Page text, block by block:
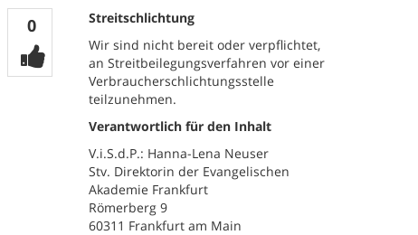
0Votes
Streitschlichtung
Wir sind nicht bereit oder verpflichtet,
an Streitbeilegungsverfahren vor einer
Verbraucherschlichtungsstelle
teilzunehmen.
Verantwortlich für den Inhalt
V.i.S.d.P.: Hanna-Lena Neuser
Stv. Direktorin der Evangelischen
Akademie Frankfurt
Römerberg 9
60311 Frankfurt am Main